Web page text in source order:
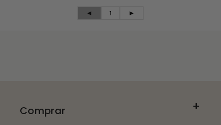
◄ 1 ►
Comprar